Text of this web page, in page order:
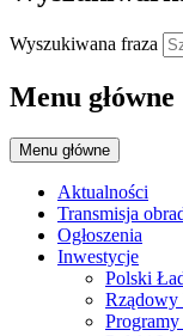
Wyszukiwana fraza
Menu główne
Menu główne
Aktualności
Transmisja
Ogłoszenia
Inwestycje
Polski
Rządowy